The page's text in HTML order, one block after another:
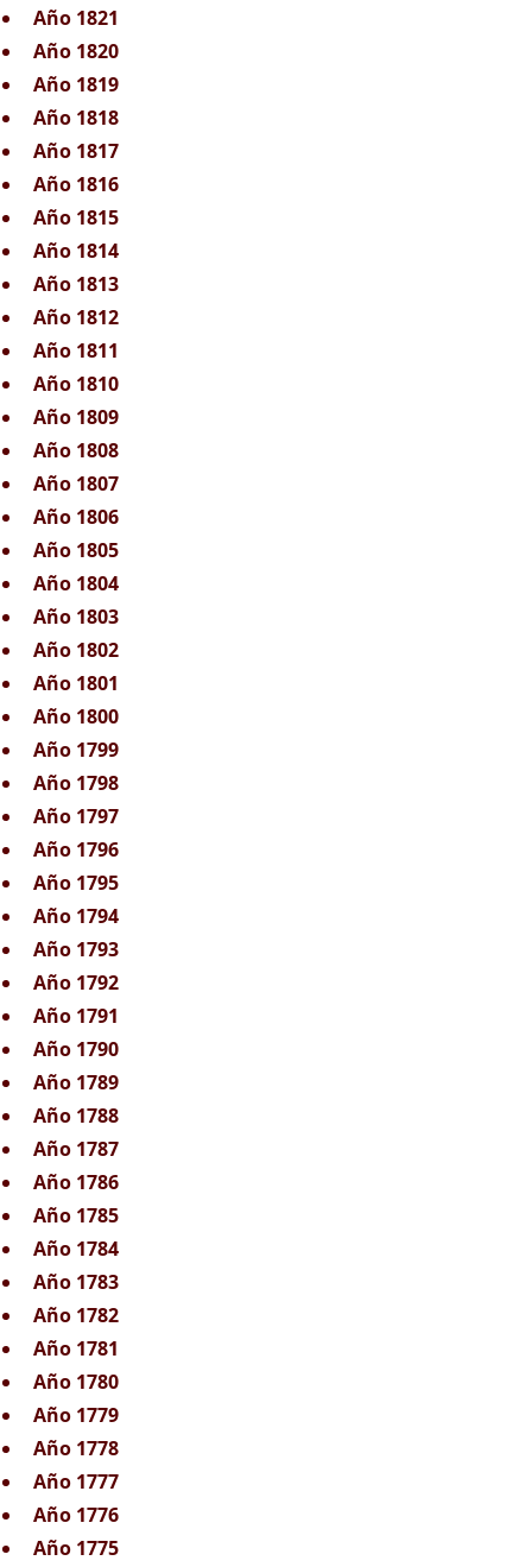
Año 1821
Año 1820
Año 1819
Año 1818
Año 1817
Año 1816
Año 1815
Año 1814
Año 1813
Año 1812
Año 1811
Año 1810
Año 1809
Año 1808
Año 1807
Año 1806
Año 1805
Año 1804
Año 1803
Año 1802
Año 1801
Año 1800
Año 1799
Año 1798
Año 1797
Año 1796
Año 1795
Año 1794
Año 1793
Año 1792
Año 1791
Año 1790
Año 1789
Año 1788
Año 1787
Año 1786
Año 1785
Año 1784
Año 1783
Año 1782
Año 1781
Año 1780
Año 1779
Año 1778
Año 1777
Año 1776
Año 1775